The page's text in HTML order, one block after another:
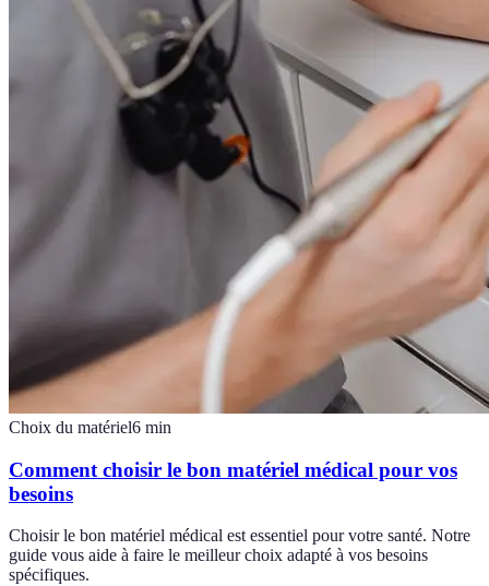
Choix du matériel6 min
Comment choisir le bon matériel médical pour vos
besoins
Choisir le bon matériel médical est essentiel pour votre santé. Notre
guide vous aide à faire le meilleur choix adapté à vos besoins
spécifiques.